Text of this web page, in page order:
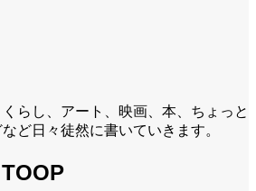
らし、アート、映画、本、ちょっと
ど日々徒然に書いていきます。